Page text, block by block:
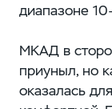
диапазоне
МКАД в
приуныл, но
оказалась